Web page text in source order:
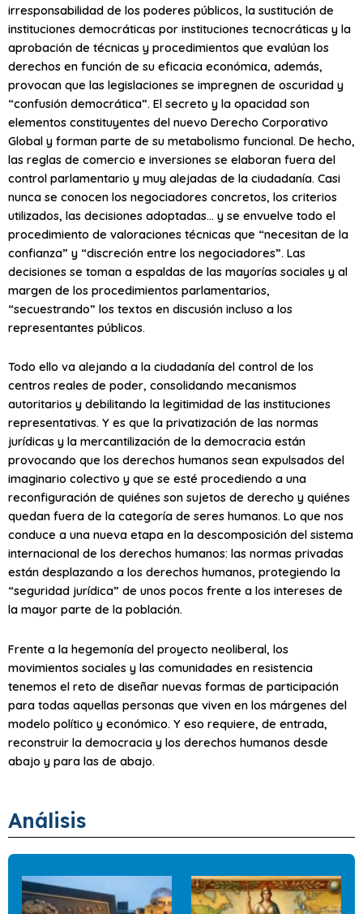
irresponsabilidad de los poderes públicos, la sustitución de
instituciones democráticas por instituciones tecnocráticas y la
aprobación de técnicas y procedimientos que evalúan los
derechos en función de su eficacia económica, además,
provocan que las legislaciones se impregnen de oscuridad y
“confusión democrática”. El secreto y la opacidad son
elementos constituyentes del nuevo Derecho Corporativo
Global y forman parte de su metabolismo funcional. De hecho,
las reglas de comercio e inversiones se elaboran fuera del
control parlamentario y muy alejadas de la ciudadanía. Casi
nunca se conocen los negociadores concretos, los criterios
utilizados, las decisiones adoptadas… y se envuelve todo el
procedimiento de valoraciones técnicas que “necesitan de la
confianza” y “discreción entre los negociadores”. Las
decisiones se toman a espaldas de las mayorías sociales y al
margen de los procedimientos parlamentarios,
“secuestrando” los textos en discusión incluso a los
representantes públicos.
Todo ello va alejando a la ciudadanía del control de los
centros reales de poder, consolidando mecanismos
autoritarios y debilitando la legitimidad de las instituciones
representativas. Y es que la privatización de las normas
jurídicas y la mercantilización de la democracia están
provocando que los derechos humanos sean expulsados del
imaginario colectivo y que se esté procediendo a una
reconfiguración de quiénes son sujetos de derecho y quiénes
quedan fuera de la categoría de seres humanos. Lo que nos
conduce a una nueva etapa en la descomposición del sistema
internacional de los derechos humanos: las normas privadas
están desplazando a los derechos humanos, protegiendo la
“seguridad jurídica” de unos pocos frente a los intereses de
la mayor parte de la población.
Frente a la hegemonía del proyecto neoliberal, los
movimientos sociales y las comunidades en resistencia
tenemos el reto de diseñar nuevas formas de participación
para todas aquellas personas que viven en los márgenes del
modelo político y económico. Y eso requiere, de entrada,
reconstruir la democracia y los derechos humanos desde
abajo y para las de abajo.
Análisis